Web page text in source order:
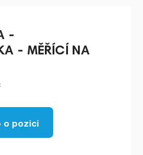
-
- MĚŘÍCÍ NA
o pozici